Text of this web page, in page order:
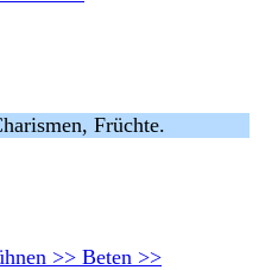
Früchte.
>> Beten >>